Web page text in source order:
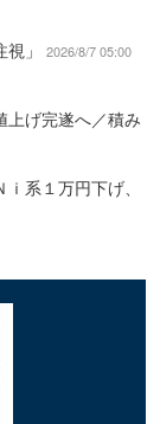
」
2026/8/7 05:00
上げ完遂へ／積み
系１万円下げ、